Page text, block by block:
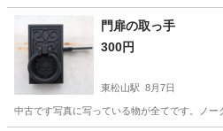
東松山駅
門扉の取っ手
300円
東松山駅 8月7日
中古です写真に写っている物が全てです。ノ